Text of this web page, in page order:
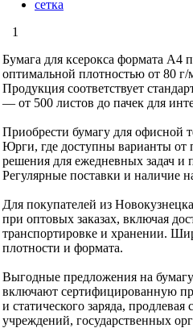
сетка
1
Бумага для ксерокса формата А4
оптимальной плотностью от 80 г/
Продукция соответствует
— от 500 листов до пачек для
Приобрести бумагу для офисной
Юрги, где доступны варианты от
решения для ежедневных задач
Регулярные поставки и наличие
Для покупателей из
при оптовых заказах, включая
транспортировке и хранении.
плотности и формата.
Выгодные предложения на
включают сертифицированную
и статического заряда,
учреждений, государственных